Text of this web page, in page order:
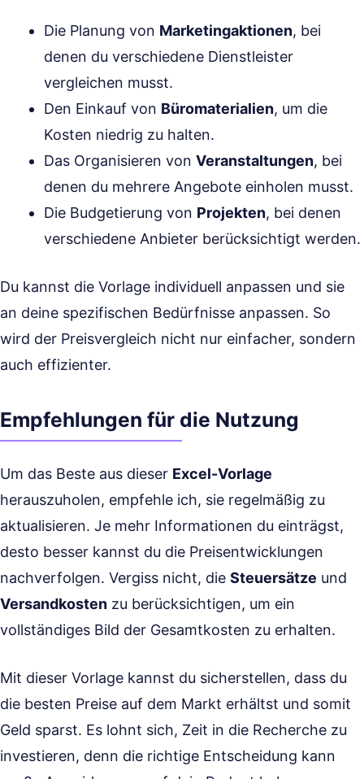
Die Planung von Marketingaktionen, bei
denen du verschiedene Dienstleister
vergleichen musst.
Den Einkauf von Büromaterialien, um die
Kosten niedrig zu halten.
Das Organisieren von Veranstaltungen, bei
denen du mehrere Angebote einholen musst.
Die Budgetierung von Projekten, bei denen
verschiedene Anbieter berücksichtigt werden.
Du kannst die Vorlage individuell anpassen und sie
an deine spezifischen Bedürfnisse anpassen. So
wird der Preisvergleich nicht nur einfacher, sondern
auch effizienter.
Empfehlungen für die Nutzung
Um das Beste aus dieser Excel-Vorlage
herauszuholen, empfehle ich, sie regelmäßig zu
aktualisieren. Je mehr Informationen du einträgst,
desto besser kannst du die Preisentwicklungen
nachverfolgen. Vergiss nicht, die Steuersätze und
Versandkosten zu berücksichtigen, um ein
vollständiges Bild der Gesamtkosten zu erhalten.
Mit dieser Vorlage kannst du sicherstellen, dass du
die besten Preise auf dem Markt erhältst und somit
Geld sparst. Es lohnt sich, Zeit in die Recherche zu
investieren, denn die richtige Entscheidung kann